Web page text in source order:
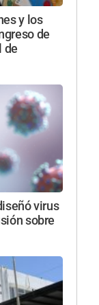
y los
de
de
virus
sobre